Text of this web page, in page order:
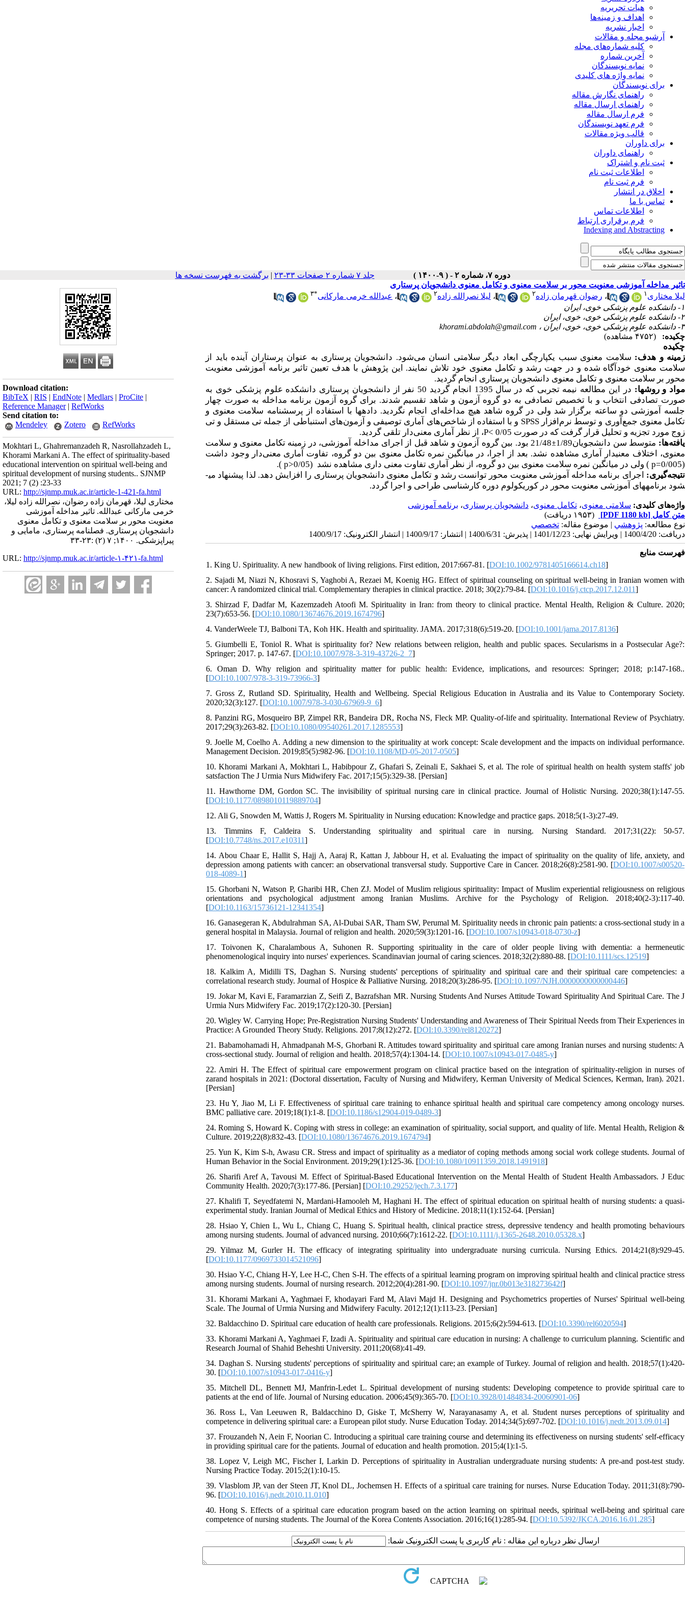
هیات تحریریه
اهداف و زمینه‌ها
اخبار نشریه
آرشیو مجله و مقالات
کلیه شماره‌های مجله
آخرین شماره
نمایه نویسندگان
نمایه واژه های کلیدی
برای نویسندگان
راهنمای نگارش مقاله
راهنمای ارسال مقاله
فرم ارسال مقاله
فرم تعهد نویسندگان
قالب ویژه مقالات
برای داوران
راهنمای داوران
ثبت نام و اشتراک
اطلاعات ثبت نام
فرم ثبت نام
اخلاق در انتشار
تماس با ما
اطلاعات تماس
فرم برقراری ارتباط
Indexing and Abstracting
دوره ۷، شماره ۲ - ( ۹-۱۴۰۰ ) جلد ۷ شماره ۲ صفحات ۳۳-۲۳ | برگشت به فهرست نسخه ها
Download citation:
BibTeX | RIS | EndNote | Medlars | ProCite |
Reference Manager| RefWorks
Send citation to:
Mendeley
Zotero RefWorks
Mokhtari L, Ghahremanzadeh R, Nasrollahzadeh L,
Khorami Markani A. The effect of spirituality-based
educational intervention on spiritual well-being and
spiritual development of nursing students.. SJNMP
2021; 7 (2) :23-33
URL: http://sjnmp.muk.ac.ir/article-1-421-fa.html
مختاری لیلا، قهرمان زاده رضوان، نصرالله زاده لیلا،
خرمی مارکانی عبدالله. تاثیر مداخله آموزشی
معنویت محور بر سلامت معنوی و تکامل معنوی
دانشجویان پرستاری. فصلنامه پرستاری، مامایی و
پیراپزشکی. ۱۴۰۰; ۷ (۲) :۲۳-۳۳
URL: http://sjnmp.muk.ac.ir/article-۱-۴۲۱-fa.html
تاثیر مداخله آموزشی معنویت محور بر سلامت معنوی و تکامل معنوی دانشجویان پرستاری
لیلا مختاری ۱ ، رضوان قهرمان زاده۲ ، لیلا نصرالله زاده۲ ، عبدالله خرمی مارکانی*۳
۱- دانشکده علوم پزشکی خوی، ایران
۲- دانشکده علوم پزشکی خوی، خوی، ایران
۳- دانشکده علوم پزشکی خوی، خوی، ایران ،
khorami.abdolah@gmail.com
چکیده:
(۴۷۵۲ مشاهده)
چکیده
زمینه و هدف: سلامت معنوی سبب یکپارچگی ابعاد دیگر سلامتی انسان می‌شود. دانشجویان پرستاری به عنوان پرستاران آینده باید از
سلامت معنوی خودآگاه شده و در جهت رشد و تکامل معنوی خود تلاش نمایند. این پژوهش با هدف تعیین تاثیر برنامه آموزشی معنویت
محور بر سلامت معنوی و تکامل معنوی دانشجویان پرستاری انجام گردید.
مواد و روش­ها: در این مطالعه
نیمه تجربی که در سال 1395 انجام گردید 50 نفر از دانشجویان پرستاری دانشکده علوم پزشکی خوی به
صورت تصادفی انتخاب و با تخصیص تصادفی به دو گروه آزمون و شاهد تقسیم شدند. برای گروه آزمون برنامه مداخله به صورت چهار
جلسه آموزشی دو ساعته برگزار شد ولی در گروه شاهد هیچ مداخله‌ای انجام نگردید. داده­ها با استفاده از پرسشنامه سلامت معنوی و
تکامل معنوی جمع‌آوری و توسط نرم‌افزارSPSS و با استفاده از شاخص‌های آماری توصیفی و آزمون‌های استنباطی از جمله تی مستقل و تی
زوج مورد تجزیه و تحلیل قرار گرفت که در صورت 0/05
P<، از نظر آماری معنی‌دار تلقی گردید.
یافته‌ها: متوسط سن دانشجویان1/89 ±
21/48 بود. بین گروه آزمون و شاهد قبل از اجرای مداخله آموزشی، در زمینه تکامل معنوی و سلامت
معنوی، اختلاف معنی­دار آماری مشاهده نشد. بعد از اجرا، در میانگین نمره تکامل معنوی بین دو گروه، تفاوت آماری معنی‌دار وجود داشت
(0/005
p=
) ولی در میانگین نمره سلامت معنوی بین دو گروه، از نظر آماری تفاوت معنی­ داری مشاهده نشد (0/05
p>
).
نتیجه‌گیری:اجرای برنامه مداخله آموزشی معنویت محور توانست رشد و تکامل معنوی دانشجویان پرستاری را افزایش دهد. لذا پیشنهاد می­
شود برنامه­های آموزشی معنویت محور در کوریکولوم دوره کارشناسی طراحی و اجرا گردد.
واژه‌های کلیدی: سلامتی معنوی، تکامل معنوی، دانشجویان پرستاری، برنامه آموزشی
متن کامل [PDF 1180 kb]
(۱۹۵۳ دریافت)
نوع مطالعه: پژوهشي | موضوع مقاله: تخصصي
دریافت: 1400/4/20 | ویرایش نهایی: 1401/12/23 | پذیرش: 1400/6/31 | انتشار: 1400/9/17 | انتشار الکترونیک: 1400/9/17
فهرست منابع
1. King U. Spirituality. A new handbook of living religions. First edition, 2017:667-81. [DOI:10.1002/9781405166614.ch18]
2. Sajadi M, Niazi N, Khosravi S, Yaghobi A, Rezaei M, Koenig HG. Effect of spiritual counseling on spiritual well-being in Iranian women with
cancer: A randomized clinical trial. Complementary therapies in clinical practice. 2018; 30(2):79-84. [DOI:10.1016/j.ctcp.2017.12.011]
3. Shirzad F, Dadfar M, Kazemzadeh Atoofi M. Spirituality in Iran: from theory to clinical practice. Mental Health, Religion & Culture. 2020;
23(7):653-56. [DOI:10.1080/13674676.2019.1674796]
4. VanderWeele TJ, Balboni TA, Koh HK. Health and spirituality. JAMA. 2017;318(6):519-20. [DOI:10.1001/jama.2017.8136]
5. Giumbelli E, Toniol R. What is spirituality for? New relations between religion, health and public spaces. Secularisms in a Postsecular Age?:
Springer; 2017. p. 147-67. [DOI:10.1007/978-3-319-43726-2_7]
6. Oman D. Why religion and spirituality matter for public health: Evidence, implications, and resources: Springer; 2018; p:147-168..
[DOI:10.1007/978-3-319-73966-3]
7. Gross Z, Rutland SD. Spirituality, Health and Wellbeing. Special Religious Education in Australia and its Value to Contemporary Society.
2020;32(3):127. [DOI:10.1007/978-3-030-67969-9_6]
8. Panzini RG, Mosqueiro BP, Zimpel RR, Bandeira DR, Rocha NS, Fleck MP. Quality-of-life and spirituality. International Review of Psychiatry.
2017;29(3):263-82. [DOI:10.1080/09540261.2017.1285553]
9. Joelle M, Coelho A. Adding a new dimension to the spirituality at work concept: Scale development and the impacts on individual performance.
Management Decision. 2019;85(5):982-96. [DOI:10.1108/MD-05-2017-0505]
10. Khorami Markani A, Mokhtari L, Habibpour Z, Ghafari S, Zeinali E, Sakhaei S, et al. The role of spiritual health on health system staffs' job
satsfaction The J Urmia Nurs Midwifery Fac. 2017;15(5):329-38. [Persian]
11. Hawthorne DM, Gordon SC. The invisibility of spiritual nursing care in clinical practice. Journal of Holistic Nursing. 2020;38(1):147-55.
[DOI:10.1177/0898010119889704]
12. Ali G, Snowden M, Wattis J, Rogers M. Spirituality in Nursing education: Knowledge and practice gaps. 2018;5(1-3):27-49.
13. Timmins F, Caldeira S. Understanding spirituality and spiritual care in nursing. Nursing Standard. 2017;31(22): 50-57.
[DOI:10.7748/ns.2017.e10311]
14. Abou Chaar E, Hallit S, Hajj A, Aaraj R, Kattan J, Jabbour H, et al. Evaluating the impact of spirituality on the quality of life, anxiety, and
depression among patients with cancer: an observational transversal study. Supportive Care in Cancer. 2018;26(8):2581-90. [DOI:10.1007/s00520-
018-4089-1]
15. Ghorbani N, Watson P, Gharibi HR, Chen ZJ. Model of Muslim religious spirituality: Impact of Muslim experiential religiousness on religious
orientations and psychological adjustment among Iranian Muslims. Archive for the Psychology of Religion. 2018;40(2-3):117-40.
[DOI:10.1163/15736121-12341354]
16. Ganasegeran K, Abdulrahman SA, Al-Dubai SAR, Tham SW, Perumal M. Spirituality needs in chronic pain patients: a cross-sectional study in a
general hospital in Malaysia. Journal of religion and health. 2020;59(3):1201-16. [DOI:10.1007/s10943-018-0730-z]
17. Toivonen K, Charalambous A, Suhonen R. Supporting spirituality in the care of older people living with dementia: a hermeneutic
phenomenological inquiry into nurses' experiences. Scandinavian journal of caring sciences. 2018;32(2):880-88. [DOI:10.1111/scs.12519]
18. Kalkim A, Midilli TS, Daghan S. Nursing students' perceptions of spirituality and spiritual care and their spiritual care competencies: a
correlational research study. Journal of Hospice & Palliative Nursing. 2018;20(3):286-95. [DOI:10.1097/NJH.0000000000000446]
19. Jokar M, Kavi E, Faramarzian Z, Seifi Z, Bazrafshan MR. Nursing Students And Nurses Attitude Toward Spirituality And Spiritual Care. The J
Urmia Nurs Midwifery Fac. 2019;17(2):120-30. [Persian]
20. Wigley W. Carrying Hope; Pre-Registration Nursing Students' Understanding and Awareness of Their Spiritual Needs from Their Experiences in
Practice: A Grounded Theory Study. Religions. 2017;8(12):272. [DOI:10.3390/rel8120272]
21. Babamohamadi H, Ahmadpanah M-S, Ghorbani R. Attitudes toward spirituality and spiritual care among Iranian nurses and nursing students: A
cross-sectional study. Journal of religion and health. 2018;57(4):1304-14. [DOI:10.1007/s10943-017-0485-y]
22. Amiri H. The Effect of spiritual care empowerment program on clinical practice based on the integration of spirituality-religion in nurses of
zarand hospitals in 2021: (Doctoral dissertation, Faculty of Nursing and Midwifery, Kerman University of Medical Sciences, Kerman, Iran). 2021.
[Persian]
23. Hu Y, Jiao M, Li F. Effectiveness of spiritual care training to enhance spiritual health and spiritual care competency among oncology nurses.
BMC palliative care. 2019;18(1):1-8. [DOI:10.1186/s12904-019-0489-3]
24. Roming S, Howard K. Coping with stress in college: an examination of spirituality, social support, and quality of life. Mental Health, Religion &
Culture. 2019;22(8):832-43. [DOI:10.1080/13674676.2019.1674794]
25. Yun K, Kim S-h, Awasu CR. Stress and impact of spirituality as a mediator of coping methods among social work college students. Journal of
Human Behavior in the Social Environment. 2019;29(1):125-36. [DOI:10.1080/10911359.2018.1491918]
26. Sharifi Aref A, Tavousi M. Effect of Spiritual-Based Educational Intervention on the Mental Health of Student Health Ambassadors. J Educ
Community Health. 2020;7(3):177-86. [Persian] [DOI:10.29252/jech.7.3.177]
27. Khalifi T, Seyedfatemi N, Mardani-Hamooleh M, Haghani H. The effect of spiritual education on spiritual health of nursing students: a quasi-
experimental study. Iranian Journal of Medical Ethics and History of Medicine. 2018;11(1):152-64. [Persian]
28. Hsiao Y, Chien L, Wu L, Chiang C, Huang S. Spiritual health, clinical practice stress, depressive tendency and health promoting behaviours
among nursing students. Journal of advanced nursing. 2010;66(7):1612-22. [DOI:10.1111/j.1365-2648.2010.05328.x]
29. Yilmaz M, Gurler H. The efficacy of integrating spirituality into undergraduate nursing curricula. Nursing Ethics. 2014;21(8):929-45.
[DOI:10.1177/0969733014521096]
30. Hsiao Y-C, Chiang H-Y, Lee H-C, Chen S-H. The effects of a spiritual learning program on improving spiritual health and clinical practice stress
among nursing students. Journal of nursing research. 2012;20(4):281-90. [DOI:10.1097/jnr.0b013e318273642f]
31. Khorami Markani A, Yaghmaei F, khodayari Fard M, Alavi Majd H. Designing and Psychometrics properties of Nurses' Spiritual well-being
Scale. The Journal of Urmia Nursing and Midwifery Faculty. 2012;12(1):113-23. [Persian]
32. Baldacchino D. Spiritual care education of health care professionals. Religions. 2015;6(2):594-613. [DOI:10.3390/rel6020594]
33. Khorami Markani A, Yaghmaei F, Izadi A. Spirituality and spiritual care education in nursing: A challenge to curriculum planning. Scientific and
Research Journal of Shahid Beheshti University. 2011;20(68):41-49.
34. Daghan S. Nursing students' perceptions of spirituality and spiritual care; an example of Turkey. Journal of religion and health. 2018;57(1):420-
30. [DOI:10.1007/s10943-017-0416-y]
35. Mitchell DL, Bennett MJ, Manfrin-Ledet L. Spiritual development of nursing students: Developing competence to provide spiritual care to
patients at the end of life. Journal of Nursing education. 2006;45(9):365-70. [DOI:10.3928/01484834-20060901-06]
36. Ross L, Van Leeuwen R, Baldacchino D, Giske T, McSherry W, Narayanasamy A, et al. Student nurses perceptions of spirituality and
competence in delivering spiritual care: a European pilot study. Nurse Education Today. 2014;34(5):697-702. [DOI:10.1016/j.nedt.2013.09.014]
37. Frouzandeh N, Aein F, Noorian C. Introducing a spiritual care training course and determining its effectiveness on nursing students' self-efficacy
in providing spiritual care for the patients. Journal of education and health promotion. 2015;4(1):1-5.
38. Lopez V, Leigh MC, Fischer I, Larkin D. Perceptions of spirituality in Australian undergraduate nursing students: A pre-and post-test study.
Nursing Practice Today. 2015;2(1):10-15.
39. Vlasblom JP, van der Steen JT, Knol DL, Jochemsen H. Effects of a spiritual care training for nurses. Nurse Education Today. 2011;31(8):790-
96. [DOI:10.1016/j.nedt.2010.11.010]
40. Hong S. Effects of a spiritual care education program based on the action learning on spiritual needs, spiritual well-being and spiritual care
competence of nursing students. The Journal of the Korea Contents Association. 2016;16(1):285-94. [DOI:10.5392/JKCA.2016.16.01.285]
ارسال نظر درباره این مقاله : نام کاربری یا پست الکترونیک شما: